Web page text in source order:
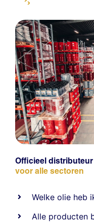
Officieel
voor alle sectoren
Welke olie heb
Alle producten